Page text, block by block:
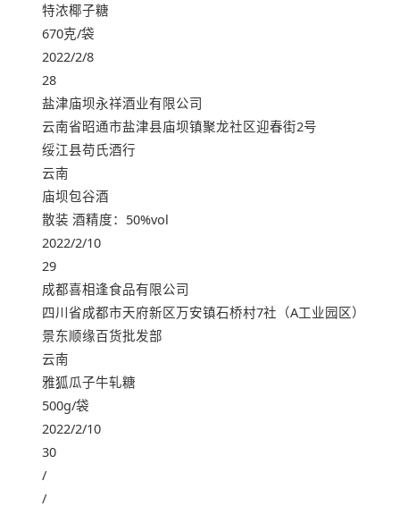
特浓椰子糖
670克/袋
2022/2/8
28
盐津庙坝永祥酒业有限公司
云南省昭通市盐津县庙坝镇聚龙社区迎春街2号
绥江县苟氏酒行
云南
庙坝包谷酒
散装 酒精度：50%vol
2022/2/10
29
成都喜相逢食品有限公司
四川省成都市天府新区万安镇石桥村7社（A工业园区）
景东顺缘百货批发部
云南
雅狐瓜子牛轧糖
500g/袋
2022/2/10
30
/
/